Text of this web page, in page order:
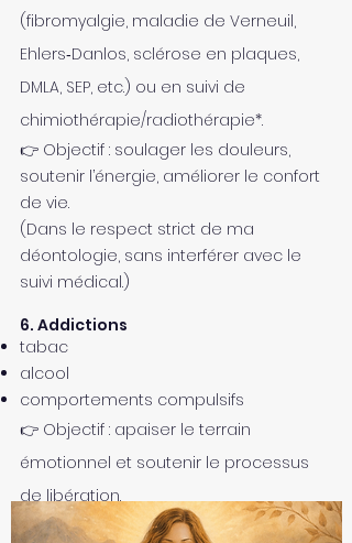
(fibromyalgie, maladie de Verneuil,
Ehlers‑Danlos, sclérose en plaques,
DMLA, SEP, etc.) ou en suivi de
chimiothérapie/radiothérapie*.
👉 Objectif : soulager les douleurs,
soutenir l’énergie, améliorer le confort
de vie.
(Dans le respect strict de ma
déontologie, sans interférer avec le
suivi médical.)
6. Addictions
tabac
alcool
comportements compulsifs
👉 Objectif : apaiser le terrain
émotionnel et soutenir le processus
de libération.​